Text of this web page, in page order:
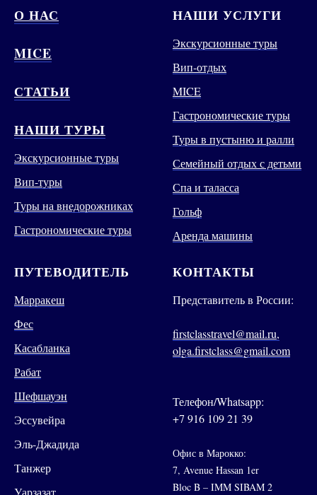
О НАС
MICE
СТАТЬИ
НАШИ ТУРЫ
Экскурсионные туры
Вип-туры
Туры на внедорожниках
Гастрономические туры
НАШИ УСЛУГИ
Экскурсионные туры
Вип-отдых
MICE
Гастрономические туры
Туры в пустыню и ралли
Семейный отдых с детьми
Спа и таласса
Гольф
Аренда машины
ПУТЕВОДИТЕЛЬ
Марракеш
Фес
Касабланка
Рабат
Шефшауэн
Эссувейра
Эль-Джадида
Танжер
Уарзазат
КОНТАКТЫ
Представитель в России:
firstclasstravel@mail.ru,
olga.firstclass@gmail.com
Телефон/Whatsapp:
+7 916 109 21 39
Офис в Марокко:
7, Avenue Hassan 1er
Bloc B – IMM SIBAM 2